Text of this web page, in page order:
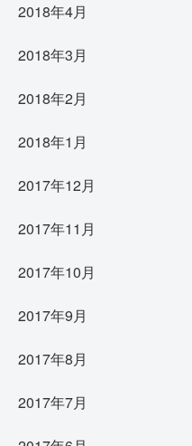
2018年4月
2018年3月
2018年2月
2018年1月
2017年12月
2017年11月
2017年10月
2017年9月
2017年8月
2017年7月